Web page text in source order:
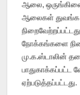
ஆலை,
ஆலைகள் துவங்க
நோக்கங்களை
மு.க.ஸ்டாலின்
ஏற்படுத்தப்பட்டது.